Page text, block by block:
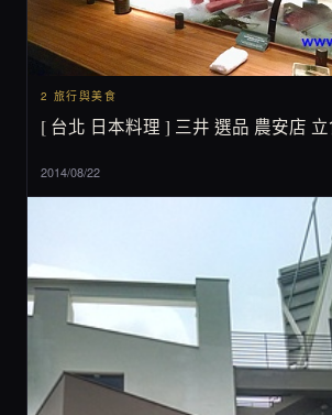
2 旅行與美食
[ 台北 日本料理 ] 三井 選品 農安店 立
2014/08/22